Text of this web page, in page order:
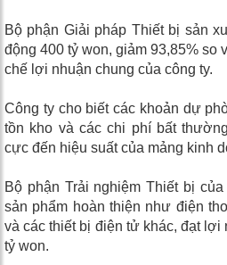
Bộ phận Giải pháp Thiết bị sản
động 400 tỷ won, giảm 93,85% so
chế lợi nhuận chung của công ty.
Công ty cho biết các khoản dự
tồn kho và các chi phí bất
cực đến hiệu suất của mảng kinh
Bộ phận Trải nghiệm Thiết bị
sản phẩm hoàn thiện như điện
và các thiết bị điện tử khác, đạt lợi
tỷ won.